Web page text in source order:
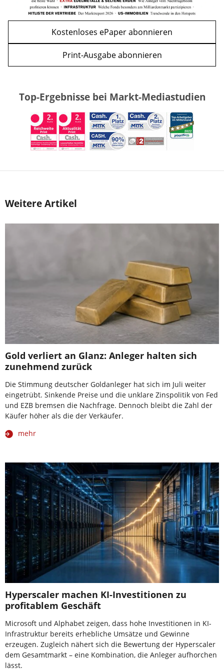
Kostenloses ePaper abonnieren
Print-Ausgabe abonnieren
Top-Ergebnisse bei Markt-Mediastudien
Weitere Artikel
Gold verliert an Glanz: Anleger halten sich
zunehmend zurück
Die Stimmung deutscher Goldanleger hat sich im Juli weiter
eingetrübt. Sinkende Preise und die unklare Zinspolitik von Fed
und EZB bremsen die Nachfrage. Dennoch bleibt die Zahl der
Käufer höher als die der Verkäufer.
mehr
Hyperscaler machen KI-Investitionen zu
profitablem Geschäft
Microsoft und Alphabet zeigen, dass hohe Investitionen in KI-
Infrastruktur bereits erhebliche Umsätze und Gewinne
erzeugen. Zugleich nähert sich die Bewertung der Hyperscaler
dem Gesamtmarkt – eine Kombination, die Anleger aufhorchen
lässt.